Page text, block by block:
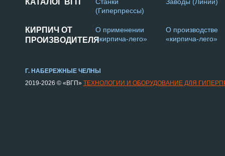
КАТАЛОГ ВГП
(Гиперпрессы)
КИРПИЧ ОТ
ПРОИЗВОДИТЕЛЯ
О применении
«кирпича-лего»
О производстве
«кирпича-лего»
Г. НАБЕРЕЖНЫЕ ЧЕЛНЫ
2019-2026 © «ВГП» ТЕХНОЛОГИИ И ОБОРУДОВАНИЕ ДЛЯ